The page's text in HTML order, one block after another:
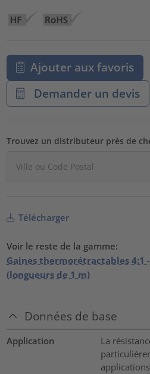
Ajouter aux favoris
Demander un devis
Trouvez un distributeur près de
Télécharger
Voir le reste de la gamme:
Gaines thermorétractables 4:1
(longueurs de 1 m)
Données de base
Application
La